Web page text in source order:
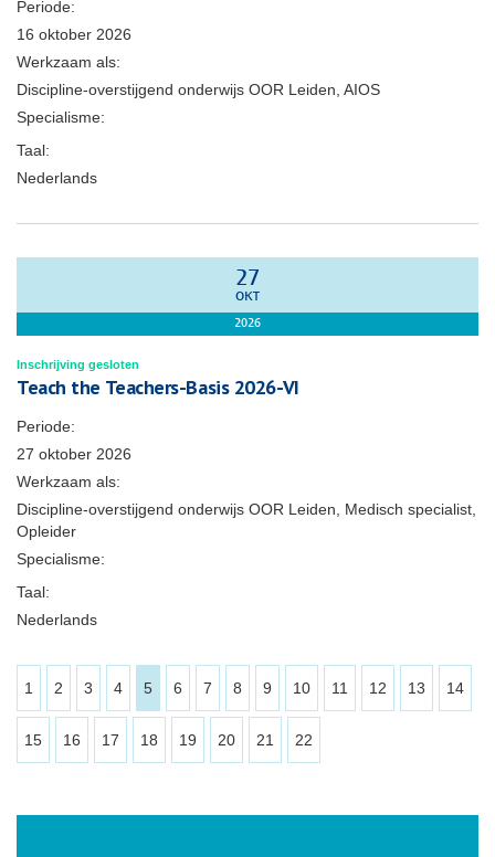
Periode:
16 oktober 2026
Werkzaam als:
Discipline-overstijgend onderwijs OOR Leiden, AIOS
Specialisme:
Taal:
Nederlands
27
OKT
2026
Inschrijving gesloten
Teach the Teachers-Basis 2026-VI
Periode:
27 oktober 2026
Werkzaam als:
Discipline-overstijgend onderwijs OOR Leiden, Medisch specialist,
Opleider
Specialisme:
Taal:
Nederlands
1 2 3 4 5 6 7 8 9 10 11 12 13 14
15 16 17 18 19 20 21 22